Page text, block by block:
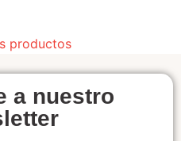
productos
a nuestro